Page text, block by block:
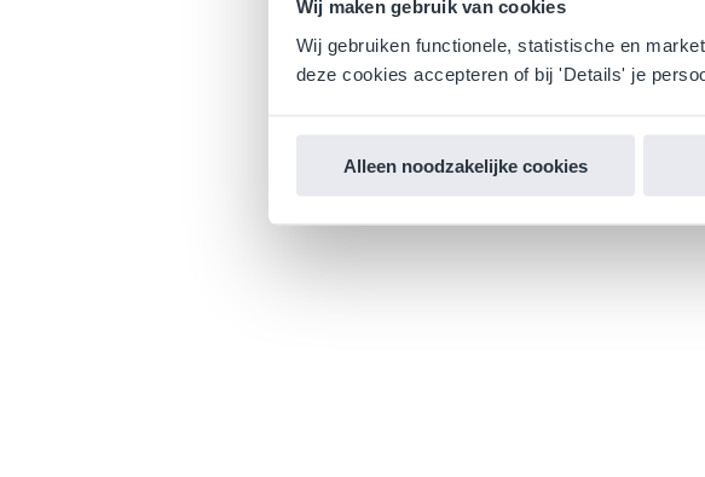
Wij maken gebruik van cookies
Wij gebruiken functionele, statistische en
deze cookies accepteren of bij 'Details' je
Alleen noodzakelijke cookies